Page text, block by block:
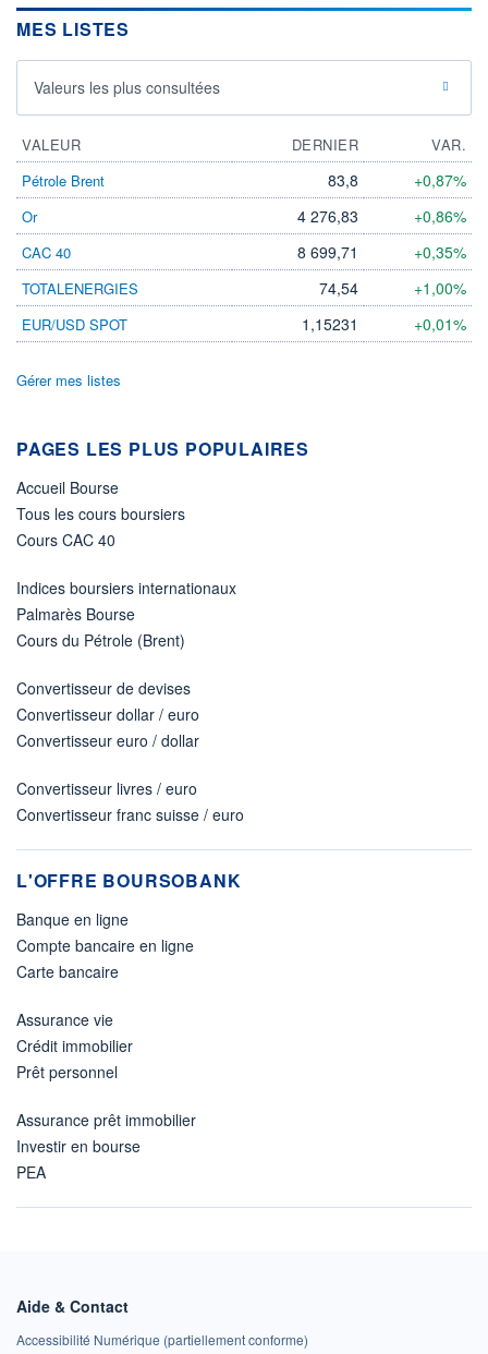
25
28
0,000
0,000 0,000
VOLUME
0
CAPITAL ÉCHANGÉ
VALORISATION DERNIER ÉCHANGE
06.08.26 / 20:25:25
BAISSE
0,000
ESTIMÉ 2026
-
2026
-
DERNIER
DIVIDENDE
0,00 EUR
DIVIDENDE
-
ÉLIGIBILITÉ
Non éligible
MES LISTES
Valeurs les plus consultées
VALEUR DERNIER
VAR.
Pétrole Brent
83,8 +0,87%
Or 4 276,83 +0,86%
CAC 40 8 699,71 +0,35%
TOTALENERGIES 74,54 +1,00%
EUR/USD SPOT 1,15231 +0,01%
Gérer mes listes
PAGES LES PLUS POPULAIRES
Accueil Bourse
Tous les cours boursiers
Cours CAC 40
Indices boursiers internationaux
Palmarès Bourse
Cours du Pétrole (Brent)
Convertisseur de devises
Convertisseur dollar / euro
Convertisseur euro / dollar
Convertisseur livres / euro
Convertisseur franc suisse / euro
L'OFFRE BOURSOBANK
Banque en ligne
Compte bancaire en ligne
Carte bancaire
Assurance vie
Crédit immobilier
Prêt personnel
Assurance prêt immobilier
Investir en bourse
PEA
Aide & Contact
Accessibilité Numérique (partiellement conforme)